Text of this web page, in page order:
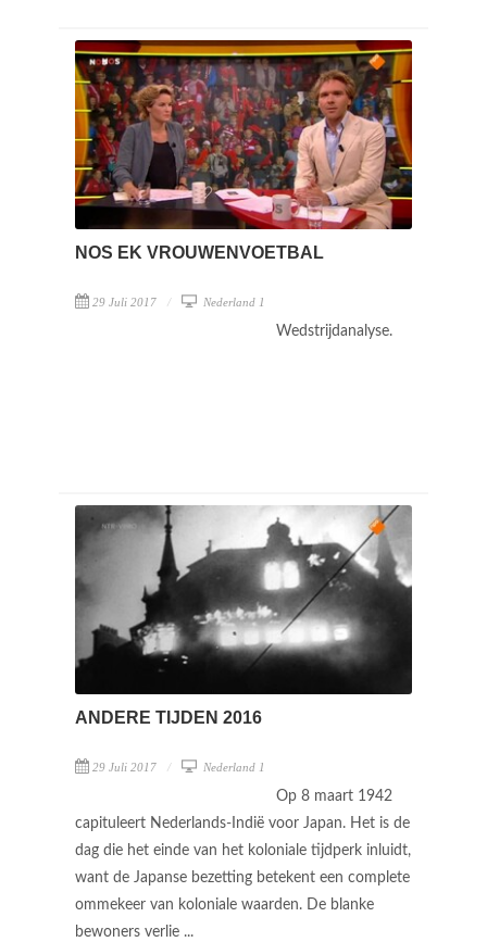
NOS EK VROUWENVOETBAL
29 Juli 2017 Nederland 1
Wedstrijdanalyse.
ANDERE TIJDEN 2016
29 Juli 2017 Nederland 1
Op 8 maart 1942
capituleert Nederlands-Indië voor Japan. Het is de
dag die het einde van het koloniale tijdperk inluidt,
want de Japanse bezetting betekent een complete
ommekeer van koloniale waarden. De blanke
bewoners verlie ...